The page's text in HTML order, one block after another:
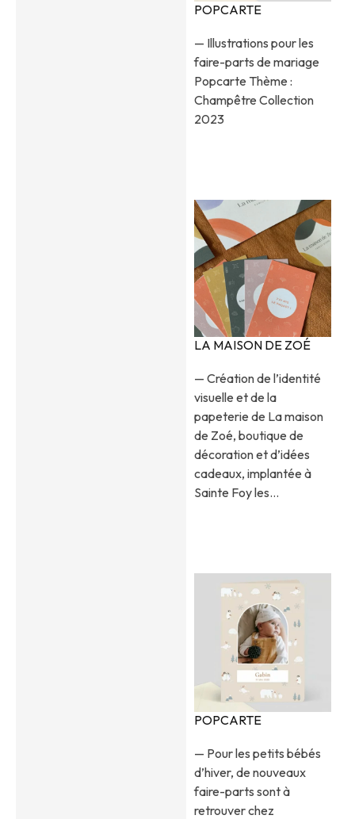
POPCARTE
— Illustrations pour les
faire-parts de mariage
Popcarte Thème :
Champêtre Collection
2023
LA MAISON DE ZOÉ
— Création de l’identité
visuelle et de la
papeterie de La maison
de Zoé, boutique de
décoration et d’idées
cadeaux, implantée à
Sainte Foy les…
POPCARTE
— Pour les petits bébés
d’hiver, de nouveaux
faire-parts sont à
retrouver chez